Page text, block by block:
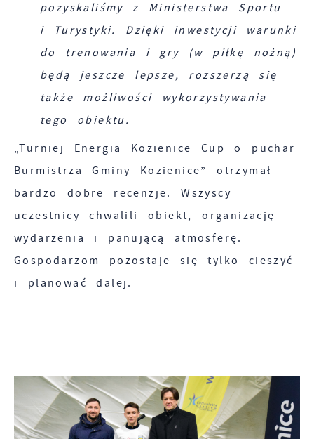
pozyskaliśmy z Ministerstwa Sportu
i Turystyki. Dzięki inwestycji warunki
do trenowania i gry (w piłkę nożną)
będą jeszcze lepsze, rozszerzą się
także możliwości wykorzystywania
tego obiektu.
„Turniej Energia Kozienice Cup o puchar
Burmistrza Gminy Kozienice” otrzymał
bardzo dobre recenzje. Wszyscy
uczestnicy chwalili obiekt, organizację
wydarzenia i panującą atmosferę.
Gospodarzom pozostaje się tylko cieszyć
i planować dalej.